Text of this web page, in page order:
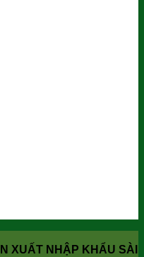
XUẤT NHẬP KHẨU SÀI